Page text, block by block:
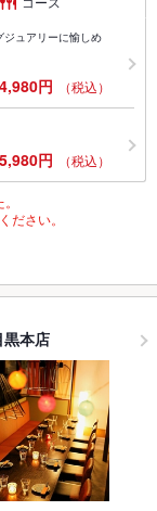
ュアリーに愉しめ
4,980円 （税込）
5,980円 （税込）
ださい。
本店